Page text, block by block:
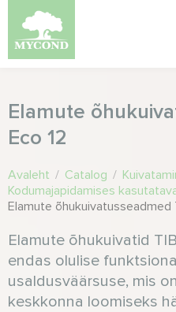
Elamute
Eco 12
Avaleht / Catalog /
Kodumajapidamises
Elamute õhukuivatusseadmed
Elamute õhukuivatid
endas olulise
usaldusväärsuse, mis
keskkonna loomiseks